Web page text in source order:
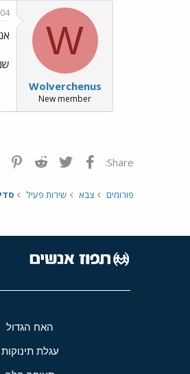
W
Wolverchenus
New member
Share: פייסבוק Twitter
Reddit
פורומים צבא שירות פעיל
האח הגדול
עגלת תינוקות